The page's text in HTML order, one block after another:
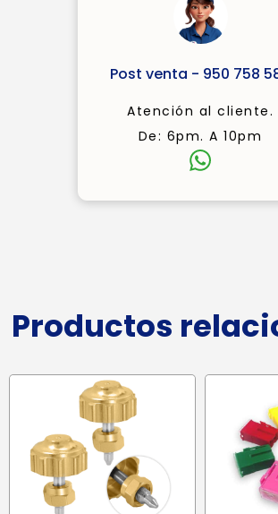
Post venta - 950 758
Atención al cliente.
De: 6pm. A 10pm
Productos